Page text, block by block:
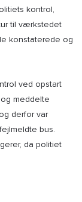
kontrol,
til værkstedet
konstaterede og
ved opstart
meddelte
derfor var
bus.
da politiet